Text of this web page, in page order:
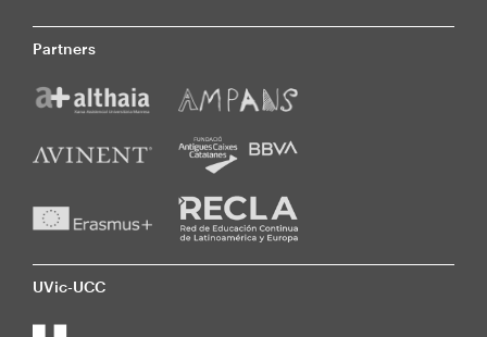
Partners
UVic-UCC